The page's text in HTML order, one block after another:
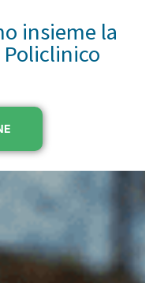
insieme la
Policlinico